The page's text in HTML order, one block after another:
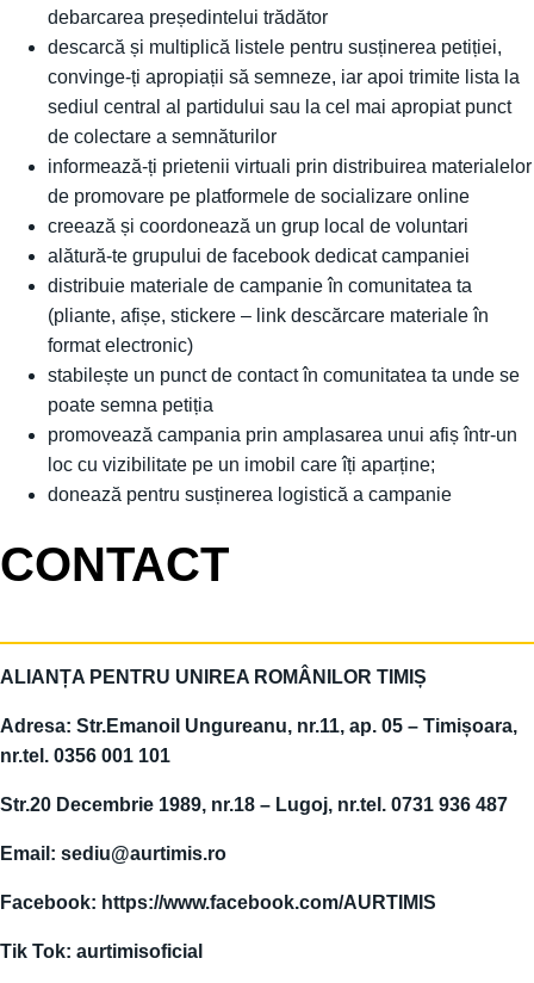
debarcarea președintelui trădător
descarcă și multiplică listele pentru susținerea petiției,
convinge-ți apropiații să semneze, iar apoi trimite lista la
sediul central al partidului sau la cel mai apropiat punct
de colectare a semnăturilor
informează-ți prietenii virtuali prin distribuirea materialelor
de promovare pe platformele de socializare online
creează și coordonează un grup local de voluntari
alătură-te grupului de facebook dedicat campaniei
distribuie materiale de campanie în comunitatea ta
(pliante, afișe, stickere – link descărcare materiale în
format electronic)
stabilește un punct de contact în comunitatea ta unde se
poate semna petiția
promovează campania prin amplasarea unui afiș într-un
loc cu vizibilitate pe un imobil care îți aparține;
donează pentru susținerea logistică a campanie
CONTACT
ALIANȚA PENTRU UNIREA ROMÂNILOR TIMIȘ
Adresa: Str.Emanoil Ungureanu, nr.11, ap. 05 – Timișoara,
nr.tel. 0356 001 101
Str.20 Decembrie 1989, nr.18 – Lugoj, nr.tel. 0731 936 487
Email: sediu@aurtimis.ro
Facebook: https://www.facebook.com/AURTIMIS
Tik Tok: aurtimisoficial